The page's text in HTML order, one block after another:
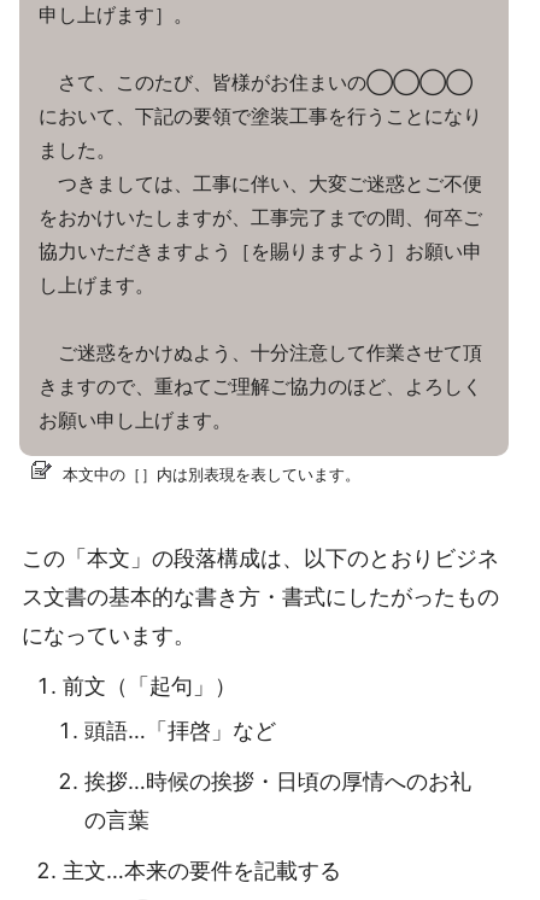
申し上げます］。
さて、このたび、皆様がお住まいの◯◯◯◯
において、下記の要領で塗装工事を行うことになり
ました。
つきましては、工事に伴い、大変ご迷惑とご不便
をおかけいたしますが、工事完了までの間、何卒ご
協力いただきますよう［を賜りますよう］お願い申
し上げます。
ご迷惑をかけぬよう、十分注意して作業させて頂
きますので、重ねてご理解ご協力のほど、よろしく
お願い申し上げます。
本文中の［］内は別表現を表しています。
この「本文」の段落構成は、以下のとおりビジネ
ス文書の基本的な書き方・書式にしたがったもの
になっています。
前文（「起句」）
頭語…「拝啓」など
挨拶…時候の挨拶・日頃の厚情へのお礼
の言葉
主文…本来の要件を記載する